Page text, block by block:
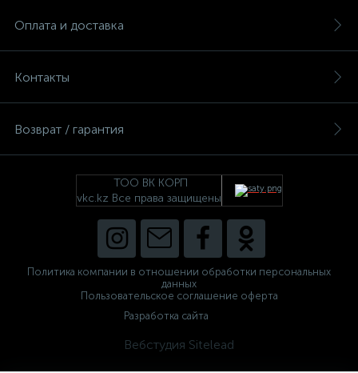
Оплата и доставка
Контакты
Возврат / гарантия
ТОО ВК КОРП
vkc.kz Все права защищены
Политика компании в отношении обработки персональных
данных
Пользовательское соглашение оферта
Разработка сайта
Вебстудия Sitelead